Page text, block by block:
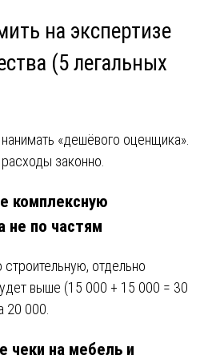
на экспертизе
(5 легальных
«дешёвого оценщика».
законно.
комплексную
не по частям
строительную, отдельно
выше (15 000 + 15 000 = 30
20 000.
чеки на мебель и